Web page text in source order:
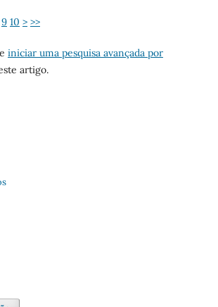
9 10 > >>
iniciar uma pesquisa avançada por
artigo.